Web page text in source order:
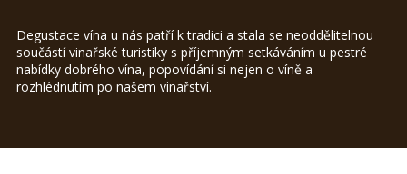
Degustace vína u nás patří k tradici a stala se neoddělitelnou
součástí vinařské turistiky s příjemným setkáváním u pestré
nabídky dobrého vína, popovídání si nejen o víně a
rozhlédnutím po našem vinařství.